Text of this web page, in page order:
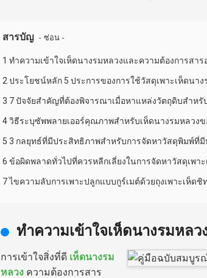
สารบัญ - ซ่อน -
1 ทำความเข้าใจเห็ดนางรมหลวงและความต้องการสาร
2 ประโยชน์หลัก 5 ประการของการใช้วัสดุเพาะเห็ดนา
3 7 ปัจจัยสำคัญที่ต้องพิจารณาเมื่อหาแหล่งวัตถุดิบสำหรั
4 วิธีระบุซัพพลายเออร์คุณภาพสำหรับเห็ดนางรมหลวง
5 3 กลยุทธ์ที่มีประสิทธิภาพสำหรับการจัดหาวัสดุพิมพ์ที่
6 ข้อผิดพลาดทั่วไปที่ควรหลีกเลี่ยงในการจัดหาวัสดุเพา
7 ไขความลับการเพาะปลูกแบบกูร์เมต์ด้วยถุงเพาะเห็ดชิ
ทำความเข้าใจเห็ดนางรมหล
การเข้าใจสิ่งที่ดี เห็ดนางรม
หลวง ความต้องการสาร